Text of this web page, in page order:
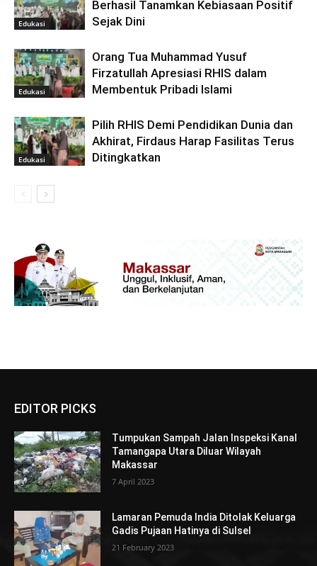
Edukasi
Berhasil Tanamkan Kebiasaan Positif
Sejak Dini
Edukasi
Orang Tua Muhammad Yusuf
Firzatullah Apresiasi RHIS dalam
Membentuk Pribadi Islami
Edukasi
Pilih RHIS Demi Pendidikan Dunia dan
Akhirat, Firdaus Harap Fasilitas Terus
Ditingkatkan
EDITOR PICKS
Tumpukan Sampah Jalan Inspeksi Kanal
Tamangapa Utara Diluar Wilayah
Makassar
7 April 2023
Lamaran Pemuda India Ditolak Keluarga
Gadis Pujaan Hatinya di Sulsel
21 February 2023